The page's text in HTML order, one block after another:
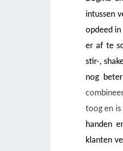
intussen
opdeed in
er af te
stir-,
nog
toog en
handen
klanten